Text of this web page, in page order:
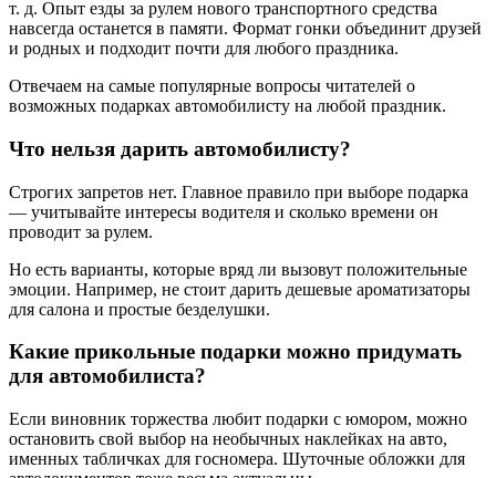
т. д. Опыт езды за рулем нового транспортного средства
навсегда останется в памяти. Формат гонки объединит друзей
и родных и подходит почти для любого праздника.
Отвечаем на самые популярные вопросы читателей о
возможных подарках автомобилисту на любой праздник.
Что нельзя дарить автомобилисту?
Строгих запретов нет. Главное правило при выборе подарка
— учитывайте интересы водителя и сколько времени он
проводит за рулем.
Но есть варианты, которые вряд ли вызовут положительные
эмоции. Например, не стоит дарить дешевые ароматизаторы
для салона и простые безделушки.
Какие прикольные подарки можно придумать
для автомобилиста?
Если виновник торжества любит подарки с юмором, можно
остановить свой выбор на необычных наклейках на авто,
именных табличках для госномера. Шуточные обложки для